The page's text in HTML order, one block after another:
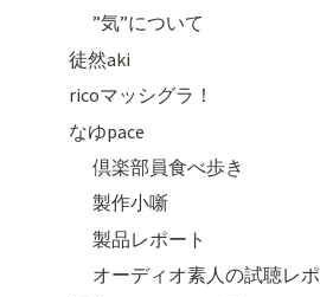
”気”について
徒然aki
ricoマッシグラ！
なゆpace
倶楽部員食べ歩き
製作小噺
製品レポート
オーディオ素人の試聴レポ